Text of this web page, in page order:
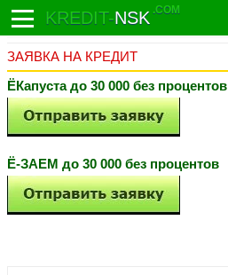
KREDIT-NSK .COM
ЗАЯВКА НА КРЕДИТ
ЁКапуста до 30 000 без процентов
Ё-ЗАЕМ до 30 000 без процентов